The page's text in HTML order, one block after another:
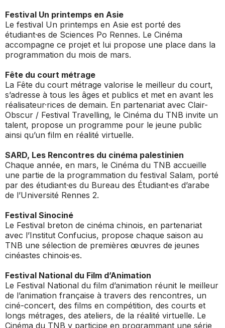
Festival Un printemps en Asie
Le festival Un printemps en Asie est porté des
étudiant·es de Sciences Po Rennes. Le Cinéma
accompagne ce projet et lui propose une place dans la
programmation du mois de mars.
Fête du court métrage
La Fête du court métrage valorise le meilleur du court,
s’adresse à tous les âges et publics et met en avant les
réalisateur·rices de demain. En partenariat avec Clair-
Obscur / Festival Travelling, le Cinéma du TNB invite un
talent, propose un programme pour le jeune public
ainsi qu’un film en réalité virtuelle.
SARD, Les Rencontres du cinéma palestinien
Chaque année, en mars, le Cinéma du TNB accueille
une partie de la programmation du festival Salam, porté
par des étudiant·es du Bureau des Étudiant·es d’arabe
de l’Université Rennes 2.
Festival Sinociné
Le Festival breton de cinéma chinois, en partenariat
avec l’Institut Confucius, propose chaque saison au
TNB une sélection de premières œuvres de jeunes
cinéastes chinois·es.
Festival National du Film d’Animation
Le Festival National du film d’animation réunit le meilleur
de l’animation française à travers des rencontres, un
ciné-concert, des films en compétition, des courts et
longs métrages, des ateliers, de la réalité virtuelle. Le
Cinéma du TNB y participe en programmant une série